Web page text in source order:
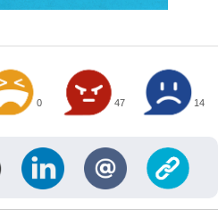
0 47 14